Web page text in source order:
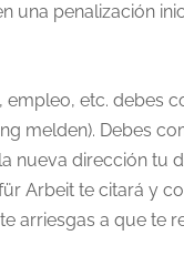
una penalización
empleo, etc. debes
melden). Debes
nueva dirección tu
Arbeit te citará y
arriesgas a que te